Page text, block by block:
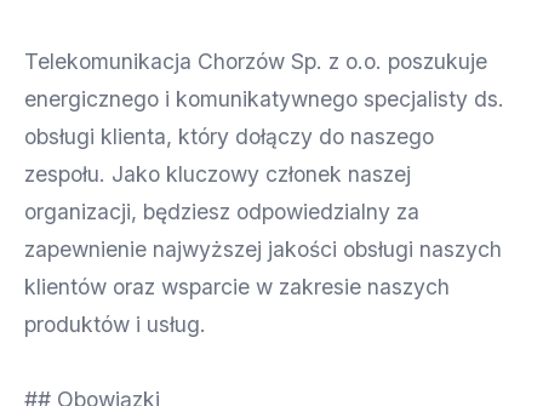
Telekomunikacja Chorzów Sp. z o.o. poszukuje
energicznego i komunikatywnego specjalisty ds.
obsługi klienta, który dołączy do naszego
zespołu. Jako kluczowy członek naszej
organizacji, będziesz odpowiedzialny za
zapewnienie najwyższej jakości obsługi naszych
klientów oraz wsparcie w zakresie naszych
produktów i usług.
## Obowiązki